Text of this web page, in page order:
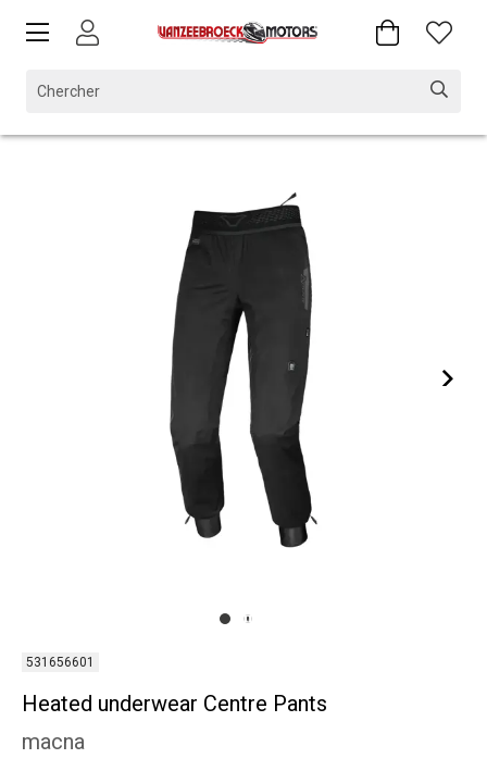
531656601
Heated underwear Centre Pants
macna